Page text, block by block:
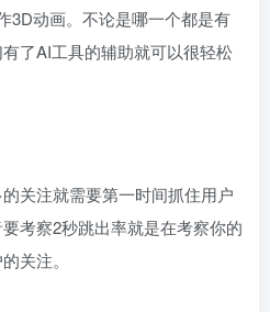
3D动画。不论是哪一个都是有
了AI工具的辅助就可以很轻松
关注就需要第一时间抓住用户
考察2秒跳出率就是在考察你的
关注。